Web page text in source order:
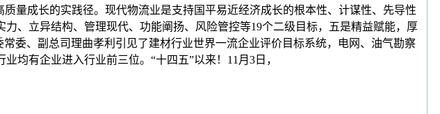
量成长的实践径。现代物流业是支持国平易近经济成长的根本性、计谋性、先导性
、立异结构、管理现代、功能阐扬、风险管控等19个二级目标，五是精益赋能，厚
委、副总司理曲孝利引见了建材行业世界一流企业评价目标系统，电网、油气勘察
均有企业进入行业前三位。“十四五”以来！11月3日，